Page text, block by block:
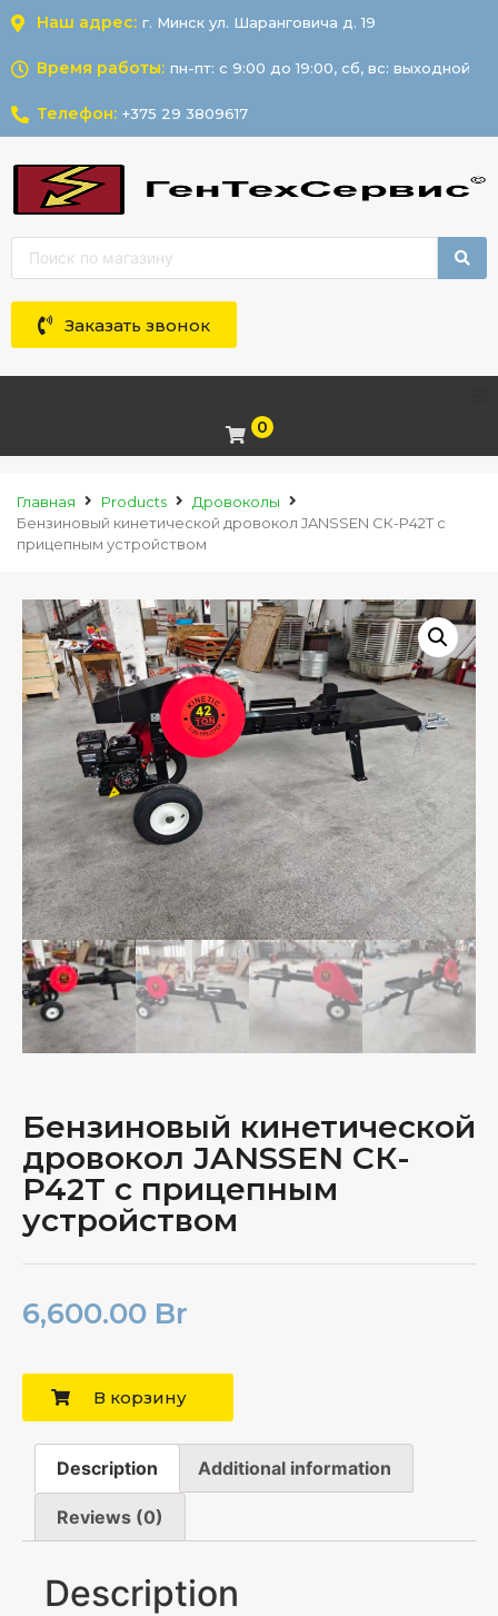
Наш адрес: г. Минск ул. Шаранговича д. 19
Время работы: пн-пт: с 9:00 до 19:00, сб, вс: выходной
Телефон: +375 29 3809617
Заказать звонок
0
Главная Products
Дровоколы
Бензиновый кинетической дровокол JANSSEN СК-P42T с
прицепным устройством
Бензиновый кинетической
дровокол JANSSEN СК-
P42T с прицепным
устройством
6,600.00 Br
В корзину
Description Additional information
Reviews (0)
Description